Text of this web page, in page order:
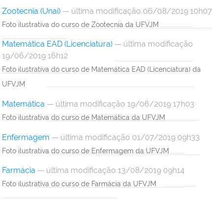
Zootecnia (Unaí) — última modificação 06/08/2019 10h07
Foto ilustrativa do curso de Zootecnia da UFVJM
Matemática EAD (Licenciatura) — última modificação
19/06/2019 16h12
Foto ilustrativa do curso de Matemática EAD (Licenciatura) da
UFVJM
Matemática — última modificação 19/06/2019 17h03
Foto ilustrativa do curso de Matemática da UFVJM
Enfermagem — última modificação 01/07/2019 09h33
Foto ilustrativa do curso de Enfermagem da UFVJM
Farmácia — última modificação 13/08/2019 09h14
Foto ilustrativa do curso de Farmácia da UFVJM